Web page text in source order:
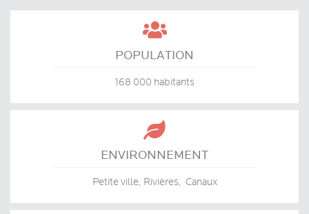

POPULATION
168 000 habitants

ENVIRONNEMENT
Petite ville, Rivières, Canaux